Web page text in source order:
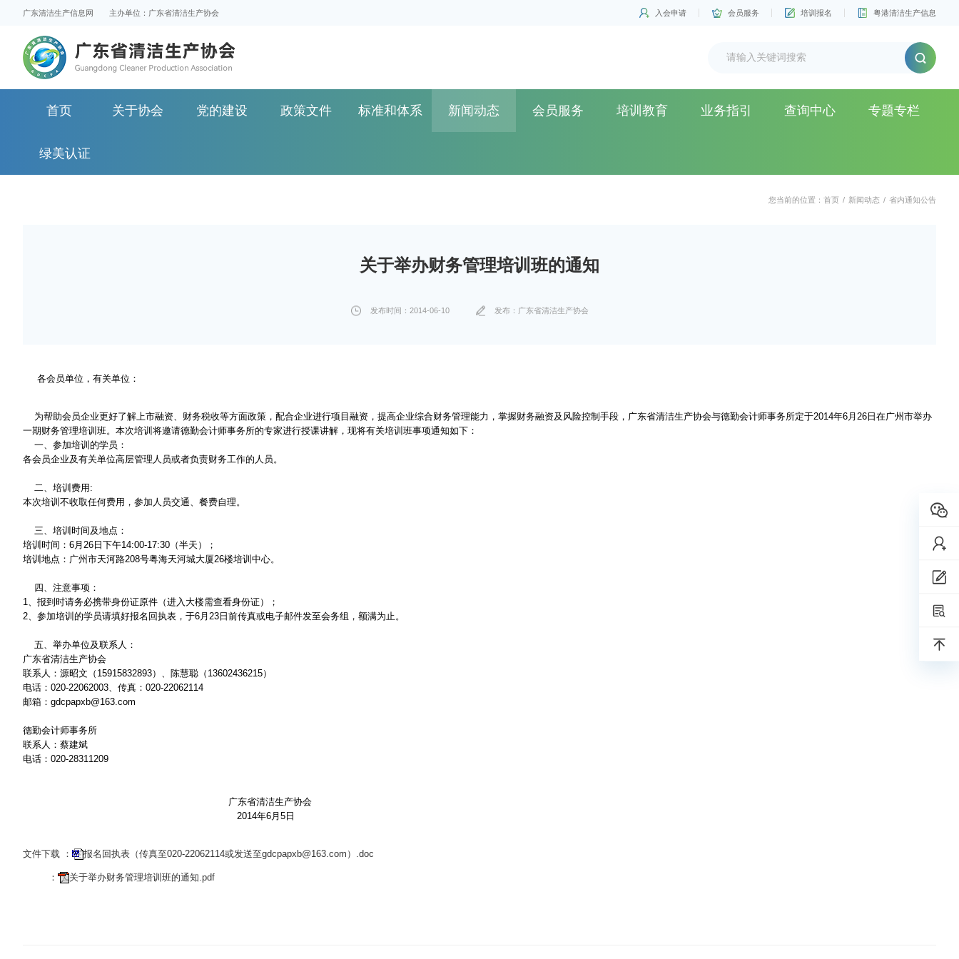
广东清洁生产信息网 主办单位：广东省清洁生产协会 入会申请 会员服务 培训报名 粤港清洁生产信息
首页 关于协会 党的建设 政策文件 标准和体系 新闻动态 会员服务 培训教育 业务指引 查询中心 专题专栏
绿美认证
您当前的位置： 首页 / 新闻动态 / 省内通知公告
关于举办财务管理培训班的通知
发布时间：2014-06-10 发布：广东省清洁生产协会
各会员单位，有关单位：
为帮助会员企业更好了解上市融资、财务税收等方面政策，配合企业进行项目融资，提高企业综合财务管理能力，掌握财务融资及风险控制手段，广东省清洁生产协会与德勤会计师事务所定于2014年6月26日在广州市举办
一期财务管理培训班。本次培训将邀请德勤会计师事务所的专家进行授课讲解，现将有关培训班事项通知如下：
一、参加培训的学员：
各会员企业及有关单位高层管理人员或者负责财务工作的人员。
二、培训费用:
本次培训不收取任何费用，参加人员交通、餐费自理。
三、培训时间及地点：
培训时间：6月26日下午14:00-17:30（半天）；
培训地点：广州市天河路208号粤海天河城大厦26楼培训中心。
四、注意事项：
1、报到时请务必携带身份证原件（进入大楼需查看身份证）；
2、参加培训的学员请填好报名回执表，于6月23日前传真或电子邮件发至会务组，额满为止。
五、举办单位及联系人：
广东省清洁生产协会
联系人：源昭文（15915832893）、陈慧聪（13602436215）
电话：020-22062003、传真：020-22062114
邮箱：gdcpapxb@163.com
德勤会计师事务所
联系人：蔡建斌
电话：020-28311209
广东省清洁生产协会
2014年6月5日
文件下载 ： 报名回执表（传真至020-22062114或发送至gdcpapxb@163.com）.doc
： 关于举办财务管理培训班的通知.pdf